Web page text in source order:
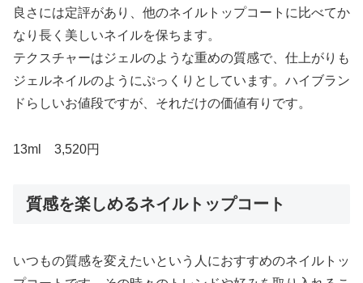
良さには定評があり、他のネイルトップコートに比べてか
なり長く美しいネイルを保ちます。
テクスチャーはジェルのような重めの質感で、仕上がりも
ジェルネイルのようにぷっくりとしています。ハイブラン
ドらしいお値段ですが、それだけの価値有りです。
13ml 3,520円
質感を楽しめるネイルトップコート
いつもの質感を変えたいという人におすすめのネイルトッ